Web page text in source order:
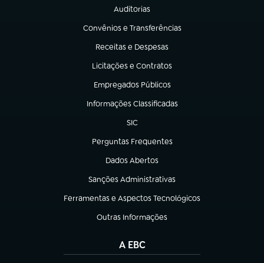
Auditorias
(abre em nova aba)
Convênios e Transferências
(abre em nova aba)
Receitas e Despesas
(abre em nova aba)
Licitações e Contratos
(abre em nova aba)
Empregados Públicos
(abre em nova aba)
Informações Classificadas
(abre em nova aba)
SIC
(abre em nova aba)
Perguntas Frequentes
(abre em nova aba)
Dados Abertos
(abre em nova aba)
Sanções Administrativas
(abre em nova aba)
Ferramentas e Aspectos Tecnológicos
(abre em nova aba)
Outras Informações
(abre em nova aba)
A EBC